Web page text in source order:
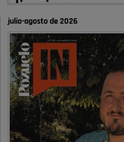
limpieza …
A ver si es posible que haya
solamente jóvenes que no es
Pozuelo de Alarcón
Pozuelo
definitivamente
obras …
Donde pueden inscribirse las
julio-agosto de 2026